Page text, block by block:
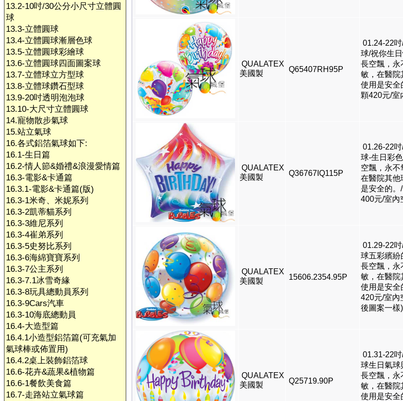
13.2-10吋/30公分小尺寸立體圓
球
13.3-立體圓球
13.4-立體圓球漸層色球
13.5-立體圓球彩繪球
13.6-立體圓球四面圖案球
13.7-立體球立方型球
13.8-立體球鑽石型球
13.9-20吋透明泡泡球
13.10-大尺寸立體圓球
14.寵物散步氣球
15.站立氣球
16.各式鋁箔氣球如下:
16.1-生日篇
16.2-情人節&婚禮&浪漫愛情篇
16.3-電影&卡通篇
16.3.1-電影&卡通篇(版)
16.3-1米奇、米妮系列
16.3-2凱蒂貓系列
16.3-3維尼系列
16.3-4崔弟系列
16.3-5史努比系列
16.3-6海綿寶寶系列
16.3-7公主系列
16.3-7.1冰雪奇緣
16.3-8玩具總動員系列
16.3-9Cars汽車
16.3-10海底總動員
16.4-大造型篇
16.4.1小造型鋁箔篇(可充氣加
氣球棒或佈置用)
16.4.2桌上裝飾鋁箔球
16.6-花卉&蔬果&植物篇
16.6-1餐飲美食篇
16.7-走路站立氣球篇
QUALATEX
美國製
Q65407RH95P
01.24-22
球/祝你生
長空飄，永
敏，在醫院
使用是安全
顆420元/室
QUALATEX
美國製
Q36767IQ115P
01.26-22
球-生日彩
空飄，永不
在醫院其他
是安全的。
400元/室內
QUALATEX
美國製
15606.2354.95P
01.29-22
球五彩繽紛
長空飄，永
敏，在醫院
使用是安全
420元/室內
後圖案一樣)
QUALATEX
美國製
Q25719.90P
01.31-22
球生日氣球
長空飄，永
敏，在醫院
使用是安全